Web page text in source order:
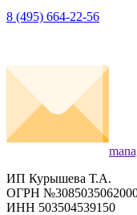
8 (495) 664-22-56
ИП Курышева Т.А.
ОГРН
ИНН 503504539150